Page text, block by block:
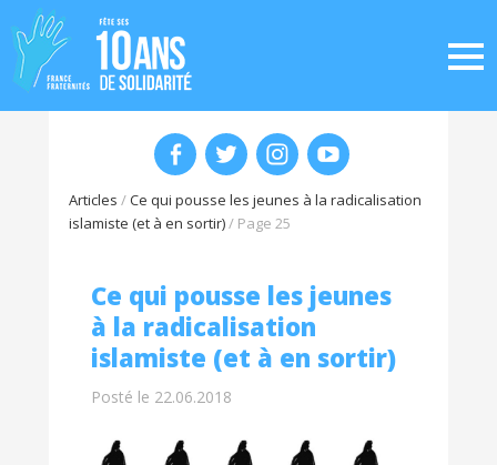
Articles /Ce qui pousse les jeunes à la radicalisation
islamiste (et à en sortir)/ Page 25
Ce qui pousse les jeunes
à la radicalisation
islamiste (et à en sortir)
Posté le 22.06.2018